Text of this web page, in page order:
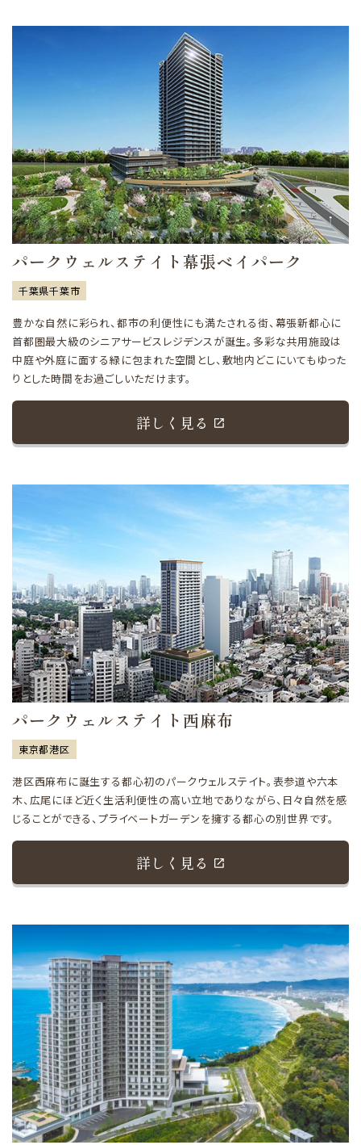
パークウェルステイト幕張ベイパーク
千葉県千葉市
豊かな自然に彩られ、都市の利便性にも満たされる街、幕張新都心に
首都圏最大級のシニアサービスレジデンスが誕生。多彩な共用施設は
中庭や外庭に面する緑に包まれた空間とし、敷地内どこにいてもゆった
りとした時間をお過ごしいただけます。
詳しく見る
パークウェルステイト西麻布
東京都港区
港区西麻布に誕生する都心初のパークウェルステイト。表参道や六本
木、広尾にほど近く生活利便性の高い立地でありながら、日々自然を感
じることができる、プライベートガーデンを擁する都心の別世界です。
詳しく見る